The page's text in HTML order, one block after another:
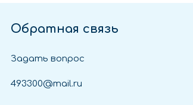
Обратная связь
Задать вопрос
493300@mail.ru